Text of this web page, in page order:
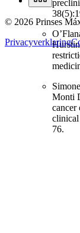
Monti
cancer
76.
© 2026 Prinses
Privacyverklaring